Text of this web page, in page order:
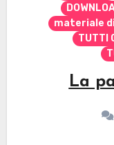
materiale
TUTTI
La